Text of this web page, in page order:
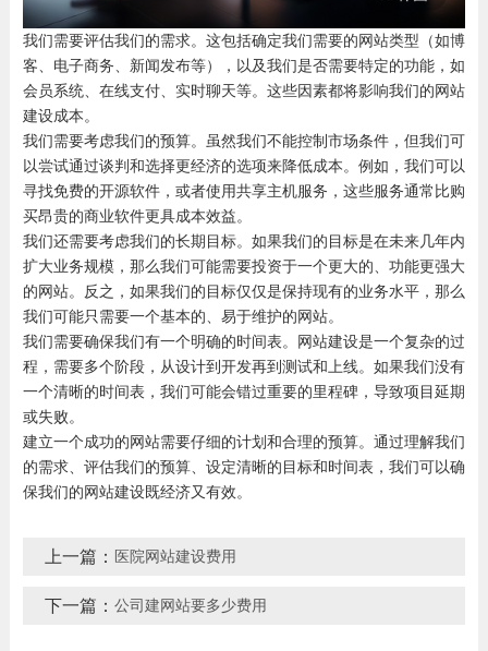
我们需要评估我们的需求。这包括确定我们需要的网站类型（如博
客、电子商务、新闻发布等），以及我们是否需要特定的功能，如
会员系统、在线支付、实时聊天等。这些因素都将影响我们的网站
建设成本。
我们需要考虑我们的预算。虽然我们不能控制市场条件，但我们可
以尝试通过谈判和选择更经济的选项来降低成本。例如，我们可以
寻找免费的开源软件，或者使用共享主机服务，这些服务通常比购
买昂贵的商业软件更具成本效益。
我们还需要考虑我们的长期目标。如果我们的目标是在未来几年内
扩大业务规模，那么我们可能需要投资于一个更大的、功能更强大
的网站。反之，如果我们的目标仅仅是保持现有的业务水平，那么
我们可能只需要一个基本的、易于维护的网站。
我们需要确保我们有一个明确的时间表。网站建设是一个复杂的过
程，需要多个阶段，从设计到开发再到测试和上线。如果我们没有
一个清晰的时间表，我们可能会错过重要的里程碑，导致项目延期
或失败。
建立一个成功的网站需要仔细的计划和合理的预算。通过理解我们
的需求、评估我们的预算、设定清晰的目标和时间表，我们可以确
保我们的网站建设既经济又有效。
上一篇： 医院网站建设费用
下一篇： 公司建网站要多少费用